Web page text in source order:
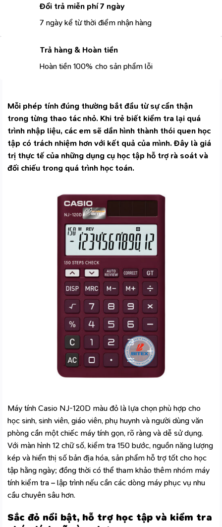
Đổi trả miễn phí 7 ngày
7 ngày kể từ thời điểm nhận hàng
Trả hàng & Hoàn tiền
Hoàn tiền 100% cho sản phẩm lỗi
Mỗi phép tính đúng thường bắt đầu từ sự cẩn thận
trong từng thao tác nhỏ. Khi trẻ biết kiểm tra lại quá
trình nhập liệu, các em sẽ dần hình thành thói quen học
tập có trách nhiệm hơn với kết quả của mình. Đây là giá
trị thực tế của những dụng cụ học tập hỗ trợ rà soát và
đối chiếu trong quá trình học toán.
Máy tính Casio NJ-120D màu đỏ là lựa chọn phù hợp cho
học sinh, sinh viên, giáo viên, phụ huynh và người dùng văn
phòng cần một chiếc máy tính gọn, rõ ràng và dễ sử dụng.
Với màn hình 12 chữ số, kiểm tra 150 bước, nguồn năng lượng
kép và hiển thị số bản địa hóa, sản phẩm hỗ trợ tốt cho học
tập hằng ngày; đồng thời có thể tham khảo thêm nhóm máy
tính kiểm tra – lập trình nếu cần các dòng máy phục vụ nhu
cầu chuyên sâu hơn.
Sắc đỏ nổi bật, hỗ trợ học tập và kiểm tra